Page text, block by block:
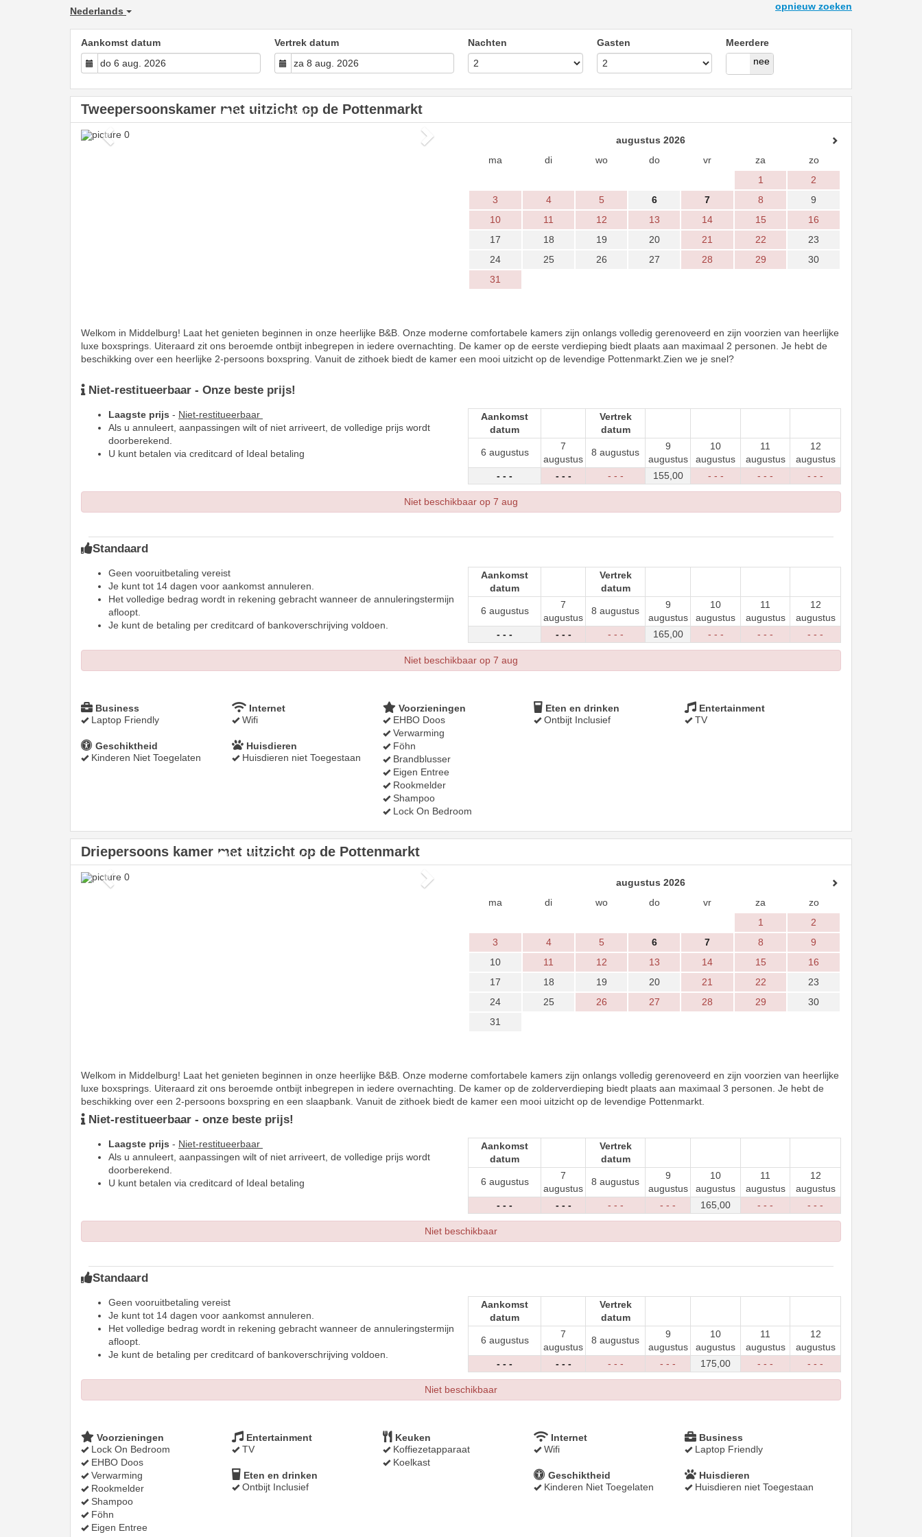
Nederlands opnieuw zoeken
Aankomst datum Vertrek datum Nachten Gasten
Meerdere
nee
Tweepersoonskamer met uitzicht op de Pottenmarkt
Previous
Next
augustus 2026
ma
di wo do vr za
zo
1
2
3
4 5 6 7 8
9
10
11 12 13 14 15
16
17
18 19 20 21 22
23
24
25 26 27 28 29
30
31
Welkom in Middelburg! Laat het genieten beginnen in onze heerlijke B&B. Onze moderne comfortabele kamers zijn onlangs volledig gerenoveerd en zijn voorzien van heerlijke
luxe boxsprings. Uiteraard zit ons beroemde ontbijt inbegrepen in iedere overnachting. De kamer op de eerste verdieping biedt plaats aan maximaal 2 personen. Je hebt de
beschikking over een heerlijke 2-persoons boxspring. Vanuit de zithoek biedt de kamer een mooi uitzicht op de levendige Pottenmarkt.Zien we je snel?
Niet-restitueerbaar - Onze beste prijs!
Laagste prijs - Niet-restitueerbaar
Als u annuleert, aanpassingen wilt of niet arriveert, de volledige prijs wordt
doorberekend.
U kunt betalen via creditcard of Ideal betaling
Aankomst
datum
Vertrek
datum
6 augustus
7
augustus
8 augustus
9
augustus
10
augustus
11
augustus
12
augustus
- - -
- - - - - - 155,00 - - - - - - - - -
Niet beschikbaar op 7 aug
Standaard
Geen vooruitbetaling vereist
Je kunt tot 14 dagen voor aankomst annuleren.
Het volledige bedrag wordt in rekening gebracht wanneer de annuleringstermijn
afloopt.
Je kunt de betaling per creditcard of bankoverschrijving voldoen.
Aankomst
datum
Vertrek
datum
6 augustus
7
augustus
8 augustus
9
augustus
10
augustus
11
augustus
12
augustus
- - -
- - - - - - 165,00 - - - - - - - - -
Niet beschikbaar op 7 aug
Business
Laptop Friendly
Internet
Wifi
Voorzieningen
EHBO Doos
Verwarming
Föhn
Brandblusser
Eigen Entree
Rookmelder
Shampoo
Lock On Bedroom
Eten en drinken
Ontbijt Inclusief
Entertainment
TV
Geschiktheid
Kinderen Niet Toegelaten
Huisdieren
Huisdieren niet Toegestaan
Driepersoons kamer met uitzicht op de Pottenmarkt
Previous
Next
augustus 2026
ma
di wo do vr za
zo
1
2
3
4 5 6 7 8
9
10
11 12 13 14 15
16
17
18 19 20 21 22
23
24
25 26 27 28 29
30
31
Welkom in Middelburg! Laat het genieten beginnen in onze heerlijke B&B. Onze moderne comfortabele kamers zijn onlangs volledig gerenoveerd en zijn voorzien van heerlijke
luxe boxsprings. Uiteraard zit ons beroemde ontbijt inbegrepen in iedere overnachting. De kamer op de zolderverdieping biedt plaats aan maximaal 3 personen. Je hebt de
beschikking over een 2-persoons boxspring en een slaapbank. Vanuit de zithoek biedt de kamer een mooi uitzicht op de levendige Pottenmarkt.
Niet-restitueerbaar - onze beste prijs!
Laagste prijs - Niet-restitueerbaar
Als u annuleert, aanpassingen wilt of niet arriveert, de volledige prijs wordt
doorberekend.
U kunt betalen via creditcard of Ideal betaling
Aankomst
datum
Vertrek
datum
6 augustus
7
augustus
8 augustus
9
augustus
10
augustus
11
augustus
12
augustus
- - -
- - - - - - - - - 165 ,00 - - - - - -
Niet beschikbaar
Standaard
Geen vooruitbetaling vereist
Je kunt tot 14 dagen voor aankomst annuleren.
Het volledige bedrag wordt in rekening gebracht wanneer de annuleringstermijn
afloopt.
Je kunt de betaling per creditcard of bankoverschrijving voldoen.
Aankomst
datum
Vertrek
datum
6 augustus
7
augustus
8 augustus
9
augustus
10
augustus
11
augustus
12
augustus
- - -
- - - - - - - - - 175 ,00 - - - - - -
Niet beschikbaar
Voorzieningen
Lock On Bedroom
EHBO Doos
Verwarming
Rookmelder
Shampoo
Föhn
Eigen Entree
Entertainment
TV
Keuken
Koffiezetapparaat
Koelkast
Internet
Wifi
Business
Laptop Friendly
Eten en drinken
Ontbijt Inclusief
Geschiktheid
Kinderen Niet Toegelaten
Huisdieren
Huisdieren niet Toegestaan